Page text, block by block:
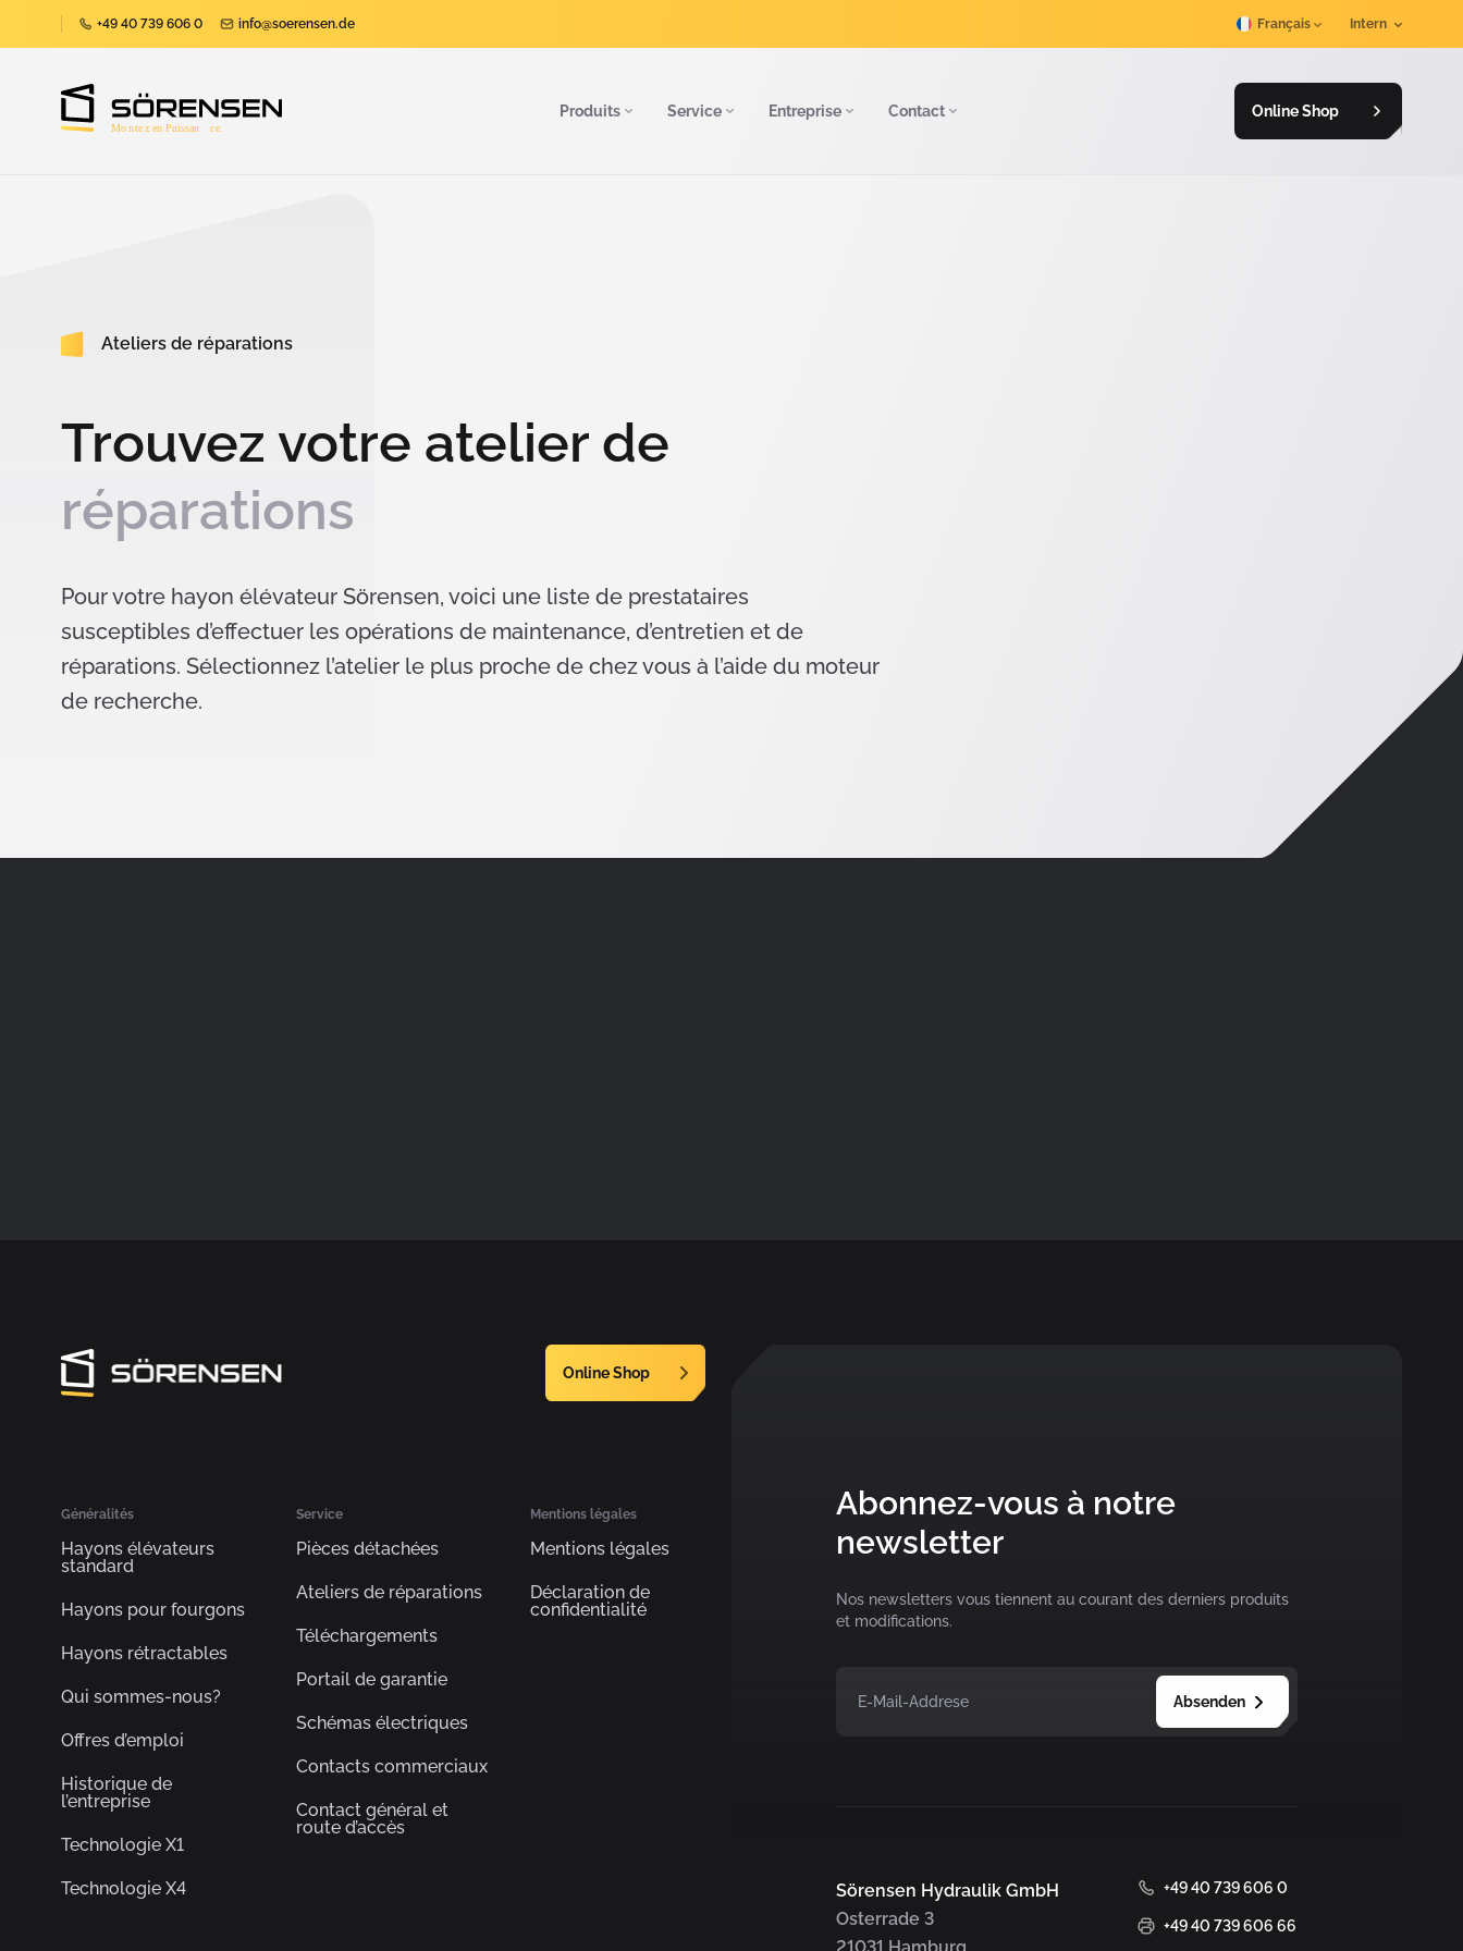
+49 40 739 606 0 info@soerensen.de Français Intern
Produits Service Entreprise Contact Online Shop
Ateliers de réparations
Trouvez votre atelier de
réparations
Pour votre hayon élévateur Sörensen, voici une liste de prestataires
susceptibles d’effectuer les opérations de maintenance, d’entretien et de
réparations. Sélectionnez l’atelier le plus proche de chez vous à l’aide du moteur
de recherche.
Online Shop
Généralités
Hayons élévateurs
standard
Hayons pour fourgons
Hayons rétractables
Qui sommes-nous?
Offres d’emploi
Historique de
l’entreprise
Technologie X1
Technologie X4
Service
Pièces détachées
Ateliers de réparations
Téléchargements
Portail de garantie
Schémas électriques
Contacts commerciaux
Contact général et
route d’accès
Mentions légales
Mentions légales
Déclaration de
confidentialité
Abonnez-vous à notre
newsletter
Nos newsletters vous tiennent au courant des derniers produits
et modifications.
Sörensen Hydraulik GmbH
Osterrade 3
+49 40 739 606 0
+49 40 739 606 66